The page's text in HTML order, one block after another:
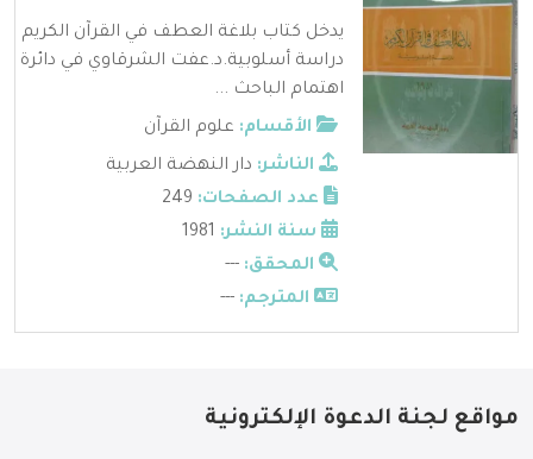
يدخل كتاب بلاغة العطف في القرآن الكريم
دراسة أسلوبية.د.عفت الشرقاوي في دائرة
اهتمام الباحث ...
الأقسام: علوم القرآن
الناشر: دار النهضة العربية
عدد الصفحات:
سنة النشر:
المحقق: ---
المترجم: ---
مواقع لجنة الدعوة الإلكترونية